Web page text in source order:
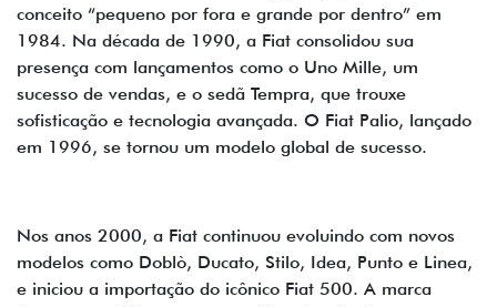
conceito “pequeno por fora e grande por dentro” em
1984. Na década de 1990, a Fiat consolidou sua
presença com lançamentos como o Uno Mille, um
sucesso de vendas, e o sedã Tempra, que trouxe
sofisticação e tecnologia avançada. O Fiat Palio, lançado
em 1996, se tornou um modelo global de sucesso.
Nos anos 2000, a Fiat continuou evoluindo com novos
modelos como Doblò, Ducato, Stilo, Idea, Punto e Linea,
e iniciou a importação do icônico Fiat 500. A marca